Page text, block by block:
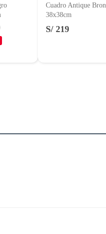
Cuadro Antique
38x38cm
S/ 219